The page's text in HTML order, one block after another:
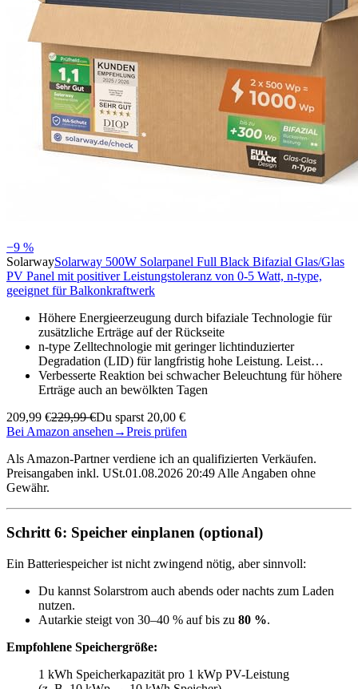
−9 %
SolarwaySolarway 500W Solarpanel Full Black Bifazial Glas/Glas
PV Panel mit positiver Leistungstoleranz von 0-5 Watt, n-type,
geeignet für Balkonkraftwerk
Höhere Energieerzeugung durch bifaziale Technologie für
zusätzliche Erträge auf der Rückseite
n-type Zelltechnologie mit geringer lichtinduzierter
Degradation (LID) für langfristig hohe Leistung. Leist…
Verbesserte Reaktion bei schwacher Beleuchtung für höhere
Erträge auch an bewölkten Tagen
209,99 €229,99 €Du sparst 20,00 €
Bei Amazon ansehen →Preis prüfen
Als Amazon-Partner verdiene ich an qualifizierten Verkäufen.
Preisangaben inkl. USt.01.08.2026 20:49 Alle Angaben ohne
Gewähr.
Schritt 6: Speicher einplanen (optional)
Ein Batteriespeicher ist nicht zwingend nötig, aber sinnvoll:
Du kannst Solarstrom auch abends oder nachts zum Laden
nutzen.
Autarkie steigt von 30–40 % auf bis zu 80 %.
Empfohlene Speichergröße:
1 kWh Speicherkapazität pro 1 kWp PV-Leistung